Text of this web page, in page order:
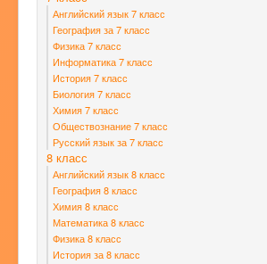
Английский язык 7 класс
География за 7 класс
Физика 7 класс
Информатика 7 класс
История 7 класс
Биология 7 класс
Химия 7 класс
Обществознание 7 класс
Русский язык за 7 класс
8 класс
Английский язык 8 класс
География 8 класс
Химия 8 класс
Математика 8 класс
Физика 8 класс
История за 8 класс